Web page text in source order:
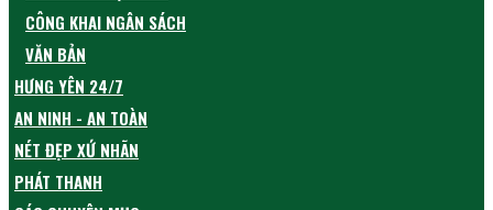
CÔNG KHAI NGÂN SÁCH
VĂN BẢN
HƯNG YÊN 24/7
AN NINH - AN TOÀN
NÉT ĐẸP XỨ NHÃN
PHÁT THANH